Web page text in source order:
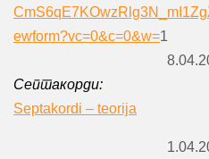
ewform?vc=0&c=0&w=1
Септакорди:
Septakordi – teorija